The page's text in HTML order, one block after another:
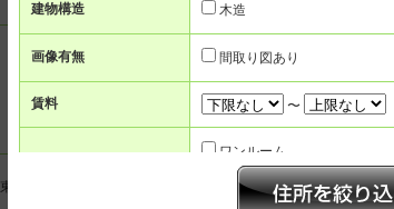
建物構造 木造
画像有無 間取り図あり
賃料 〜
ワンルーム
2K/2DK
3LK/3LDK
東京メトロ丸ノ内線 新高円寺駅 徒歩9分